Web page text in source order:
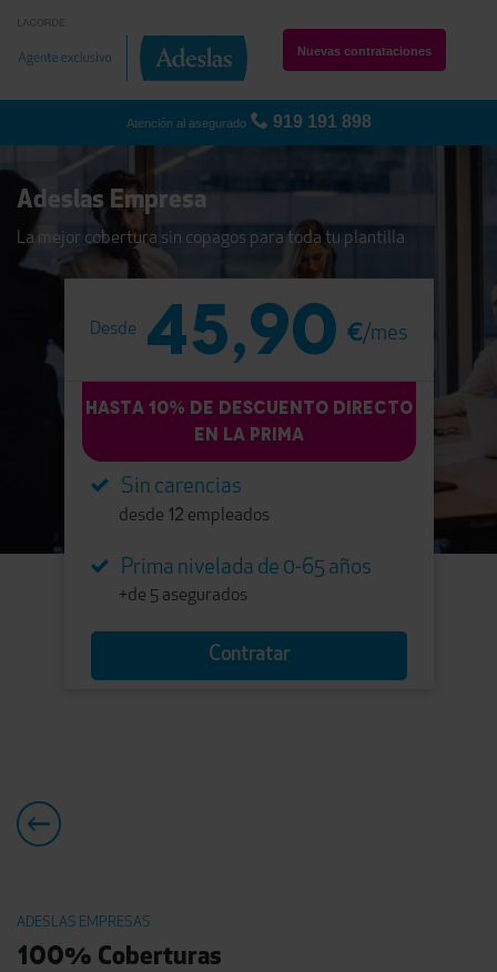
Nuevas contrataciones
Atención al asegurado 919 191 898
Adeslas Empresa
La mejor cobertura sin copagos para toda tu plantilla
Desde 45,90 €/mes
HASTA 10% DE DESCUENTO DIRECTO
EN LA PRIMA
Sin carencias
desde 12 empleados
Prima nivelada de 0-65 años
+de 5 asegurados
Contratar
ADESLAS EMPRESAS
100% Coberturas